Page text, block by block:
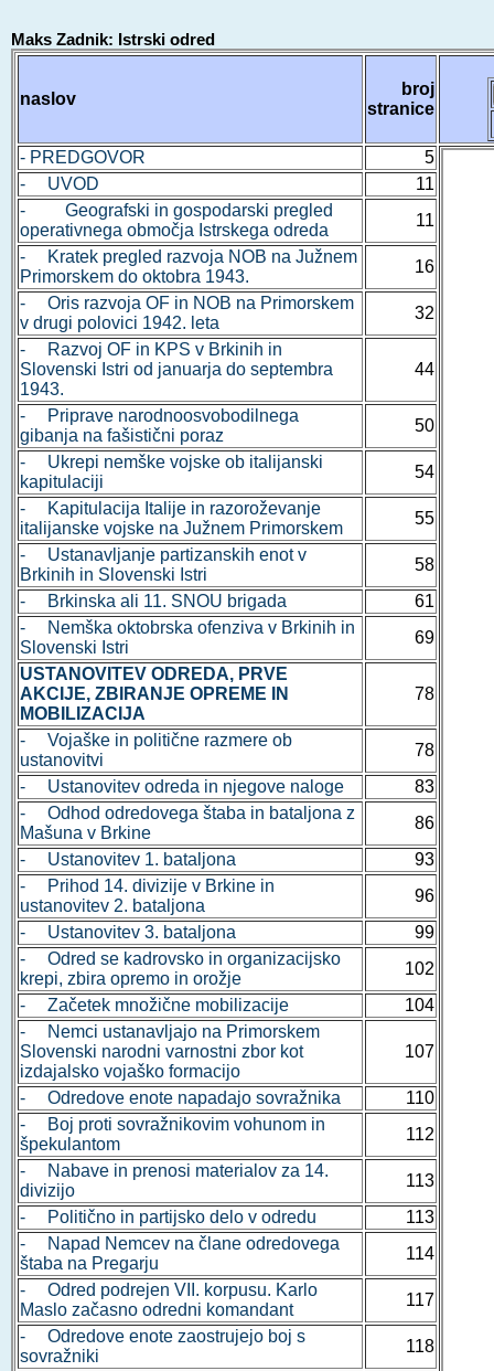
Maks Zadnik: Istrski odred
naslov
broj
stranice
- PREDGOVOR
5
- UVOD
11
- Geografski in gospodarski pregled
operativnega območja Istrskega odreda
11
- Kratek pregled razvoja NOB na Južnem
Primorskem do oktobra 1943.
16
- Oris razvoja OF in NOB na Primorskem
v drugi polovici 1942. leta
32
- Razvoj OF in KPS v Brkinih in
Slovenski Istri od januarja do septembra
1943.
44
- Priprave narodnoosvobodilnega
gibanja na fašistični poraz
50
- Ukrepi nemške vojske ob italijanski
kapitulaciji
54
- Kapitulacija Italije in razoroževanje
italijanske vojske na Južnem Primorskem
55
- Ustanavljanje partizanskih enot v
Brkinih in Slovenski Istri
58
- Brkinska ali 11. SNOU brigada
61
- Nemška oktobrska ofenziva v Brkinih in
Slovenski Istri
69
USTANOVITEV ODREDA, PRVE
AKCIJE, ZBIRANJE OPREME IN
MOBILIZACIJA
78
- Vojaške in politične razmere ob
ustanovitvi
78
- Ustanovitev odreda in njegove naloge
83
- Odhod odredovega štaba in bataljona z
Mašuna v Brkine
86
- Ustanovitev 1. bataljona
93
- Prihod 14. divizije v Brkine in
ustanovitev 2. bataljona
96
- Ustanovitev 3. bataljona
99
- Odred se kadrovsko in organizacijsko
krepi, zbira opremo in orožje
102
- Začetek množične mobilizacije
104
- Nemci ustanavljajo na Primorskem
Slovenski narodni varnostni zbor kot
izdajalsko vojaško formacijo
107
- Odredove enote napadajo sovražnika
110
- Boj proti sovražnikovim vohunom in
špekulantom
112
- Nabave in prenosi materialov za 14.
divizijo
113
- Politično in partijsko delo v odredu
113
- Napad Nemcev na člane odredovega
štaba na Pregarju
114
- Odred podrejen VII. korpusu. Karlo
Maslo začasno odredni komandant
117
- Odredove enote zaostrujejo boj s
sovražniki
118